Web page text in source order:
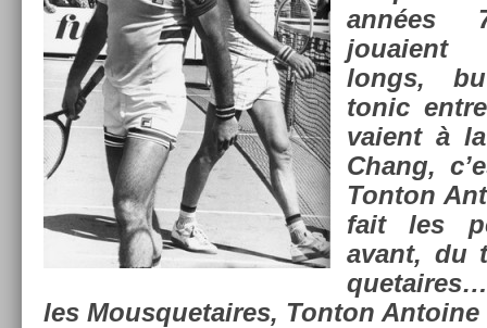
années
jouaient
longs,
tonic
vaient à
Chang,
Ton­ton
fait les
avant, du
les Mous­quetaires, Ton­ton An­toine